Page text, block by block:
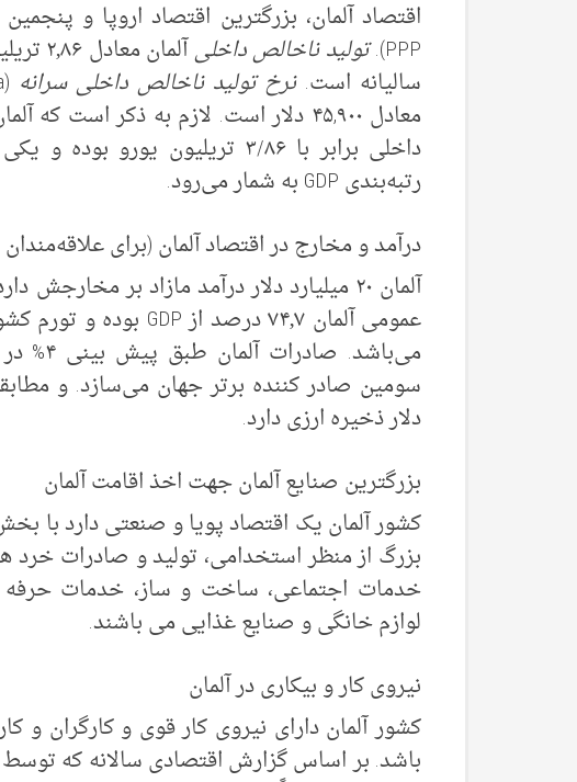
اقتصاد آلمان، بزرگترین اقتصاد اروپا و
PPP). تولید ناخالص داخلی
سالیانه است.نرخ تولید ناخالص داخلی سرانه
داخلی برابر با ۳/۸۶ تریلیون
رتبه‌بندی GDP به شمار می‌رود.
درآمد و مخارج در اقتصاد آلمان (برای
می‌باشد.
دلار ذخیره ارزی دارد.
بزرگترین صنایع آلمان جهت اخذ اقامت آلمان
کشور آلمان یک اقتصاد پویا و صنعتی دارد با
بزرگ از منظر استخدامی، تولید و صادرات
خدمات اجتماعی، ساخت و ساز، خدمات
لوازم خانگی و صنایع غذایی می باشند.
نیروی کار و بیکاری در آلمان
کشور آلمان دارای نیروی کار قوی و کارگران
باشد. بر اساس گزارش اقتصادی سالانه که توسط